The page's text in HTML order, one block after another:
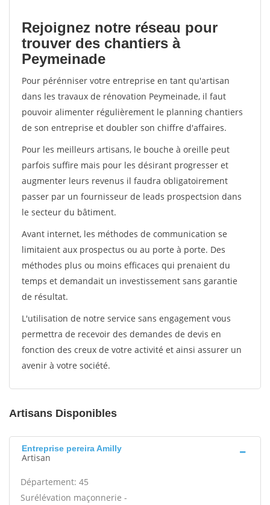
Rejoignez notre réseau pour
trouver des chantiers à
Peymeinade
Pour pérénniser votre entreprise en tant qu'artisan
dans les travaux de rénovation Peymeinade, il faut
pouvoir alimenter régulièrement le planning chantiers
de son entreprise et doubler son chiffre d'affaires.
Pour les meilleurs artisans, le bouche à oreille peut
parfois suffire mais pour les désirant progresser et
augmenter leurs revenus il faudra obligatoirement
passer par un fournisseur de leads prospectsion dans
le secteur du bâtiment.
Avant internet, les méthodes de communication se
limitaient aux prospectus ou au porte à porte. Des
méthodes plus ou moins efficaces qui prenaient du
temps et demandait un investissement sans garantie
de résultat.
L'utilisation de notre service sans engagement vous
permettra de recevoir des demandes de devis en
fonction des creux de votre activité et ainsi assurer un
avenir à votre société.
Artisans Disponibles
Entreprise pereira Amilly
Artisan
Département: 45
Surélévation maçonnerie -